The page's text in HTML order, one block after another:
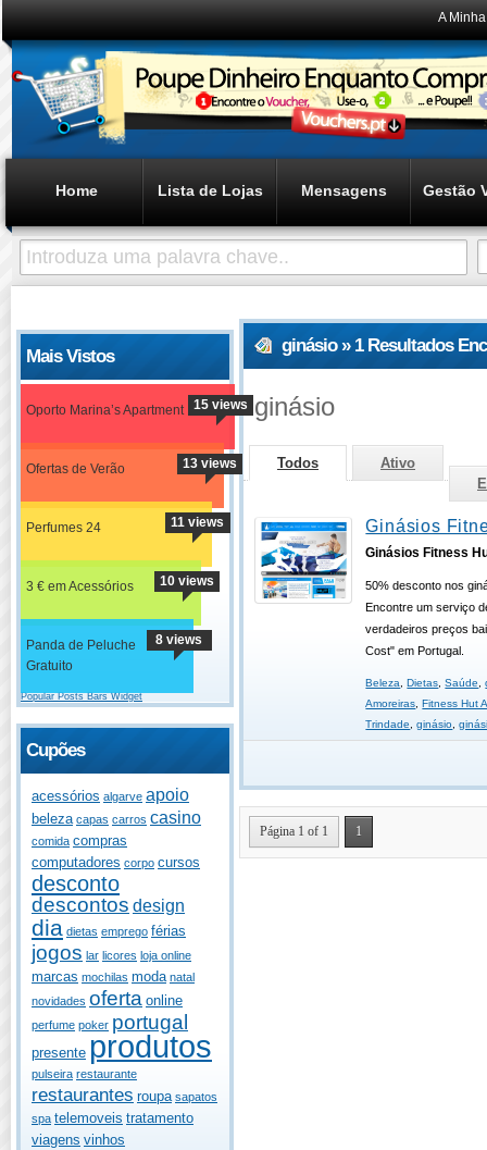
A
Home Lista de Lojas Mensagens Gestão
Mais Vistos
Oporto Marina’s Apartment 15 views
Ofertas de Verão 13 views
Perfumes 24 11 views
3 € em Acessórios 10 views
Panda de Peluche
Gratuito
8 views
Popular Posts Bars Widget
Cupões
acessórios algarve apoio
beleza capas carros casino
comida compras
computadores corpo cursos
desconto
descontos design
dia dietas emprego férias
jogos lar licores loja online
marcas mochilas moda natal
novidades oferta online
perfume poker portugal
presente produtos
pulseira restaurante
restaurantes roupa sapatos
spa telemoveis tratamento
viagens vinhos
ginásio » 1 Resultados
ginásio
Todos
Ativo
Ginásios
Ginásios Fitness
50% desconto nos
Encontre um serviço
verdadeiros preços
Cost" em Portugal.
Beleza ,Dietas ,Saúde ,
Amoreiras ,Fitness Hut
Trindade
,ginásio ,
Página 1 of 1 1